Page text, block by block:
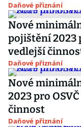
Daňové přiznání
Nové
pojištění 2023
vedlejší
Daňové přiznání
Nové
2023 pro
činnost
Daňové přiznání